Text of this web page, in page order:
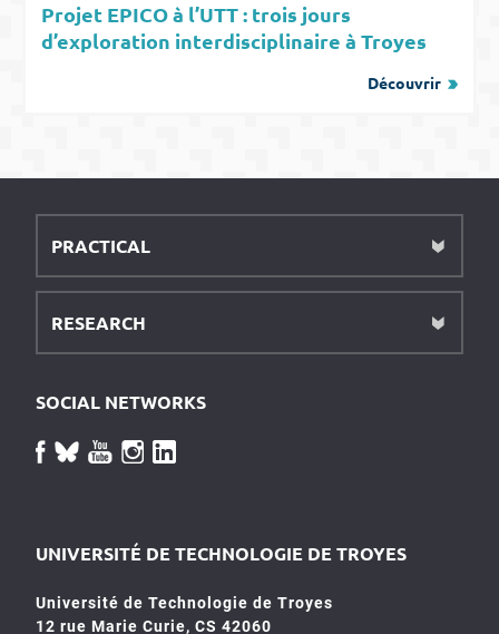
Projet EPICO à l’UTT : trois jours
d’exploration interdisciplinaire à Troyes
Découvrir
PRACTICAL
RESEARCH
SOCIAL NETWORKS
UNIVERSITÉ DE TECHNOLOGIE DE TROYES
Université de Technologie de Troyes
12 rue Marie Curie, CS 42060